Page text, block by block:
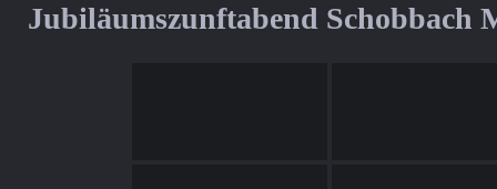
Jubiläumszunftabend Schobbach